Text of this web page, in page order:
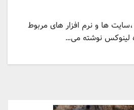
ها و نرم افزار های مربوط
لینوکس نوشته می…